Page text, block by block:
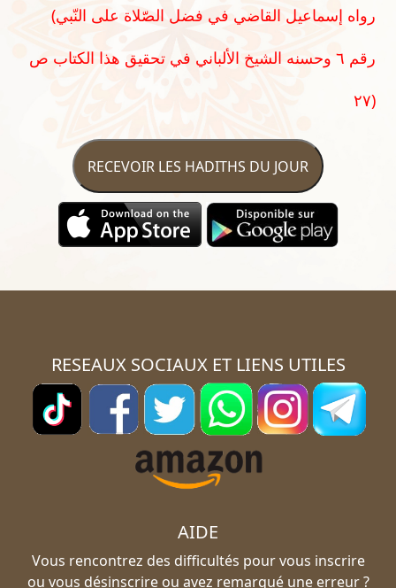
(رواه إسماعيل القاضي في فضل الصّلاة على النّبي
رقم ٦ وحسنه الشيخ الألباني في تحقيق هذا الكتاب ص
٢٧)
RECEVOIR LES HADITHS DU JOUR
RESEAUX SOCIAUX ET LIENS UTILES
AIDE
Vous rencontrez des difficultés pour vous inscrire
ou vous désinscrire ou avez remarqué une erreur ?